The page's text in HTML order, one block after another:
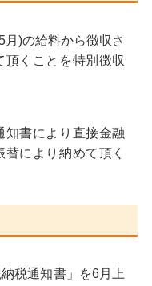
)の給料から徴収さ
頂くことを特別徴収
知書により直接金融
により納めて頂く
税通知書」を6月上